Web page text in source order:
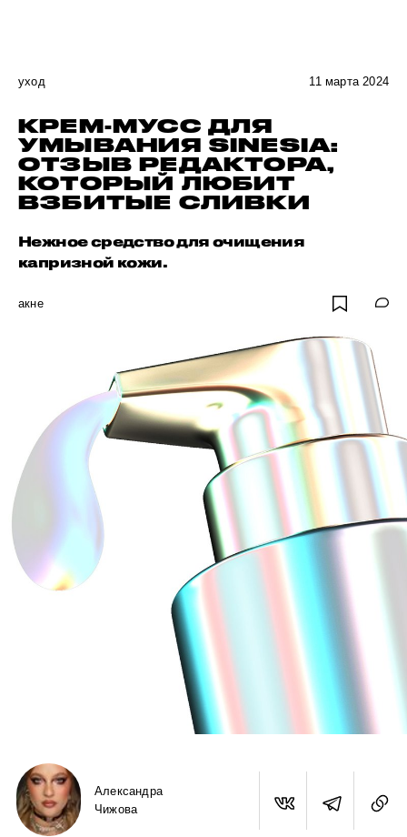
уход 11 марта 2024
КРЕМ-МУСС ДЛЯ
УМЫВАНИЯ SINESIA:
ОТЗЫВ РЕДАКТОРА,
КОТОРЫЙ ЛЮБИТ
ВЗБИТЫЕ СЛИВКИ
Нежное средство для очищения
капризной кожи.
акне
Александра
Чижова